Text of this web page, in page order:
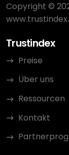
Copyright ©
Trustindex
Preise
Über uns
Ressourcen
Kontakt